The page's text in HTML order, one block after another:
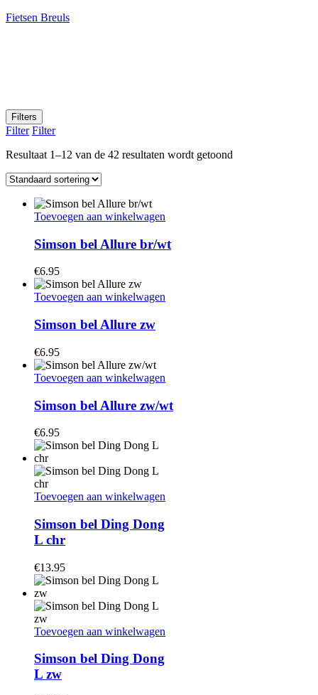
Fietsen Breuls
Filters
Filter Filter
Resultaat 1–12 van de 42 resultaten wordt getoond
Toevoegen aan winkelwagen
Simson bel Allure br/wt
€6.95
Toevoegen aan winkelwagen
Simson bel Allure zw
€6.95
Toevoegen aan winkelwagen
Simson bel Allure zw/wt
€6.95
Toevoegen aan winkelwagen
Simson bel Ding Dong
L chr
€13.95
Toevoegen aan winkelwagen
Simson bel Ding Dong
L zw